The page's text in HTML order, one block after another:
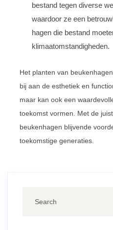
bestand tegen diverse
waardoor ze een
hagen die bestand
klimaatomstandigheden.
Het planten van
bij aan de esthetiek en
maar kan ook een
toekomst vormen. Met de
beukenhagen blijvende
toekomstige generaties.